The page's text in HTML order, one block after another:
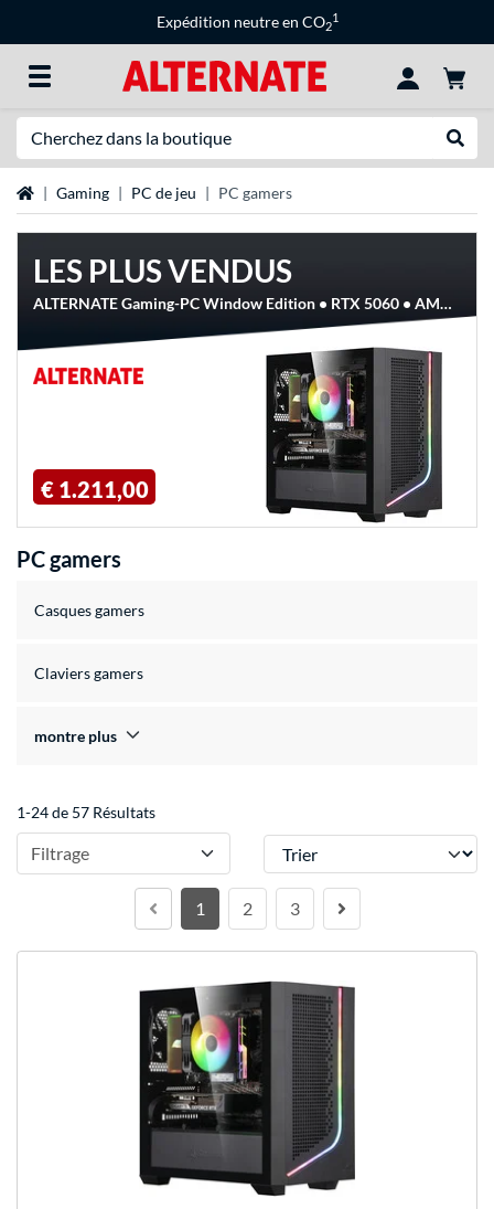
Expédition neutre en CO2
1
Page d'accueil
Gaming PC de jeu PC gamers
LES PLUS VENDUS
ALTERNATE Gaming-PC Window Edition • RTX 5060 • AMD Ryzen™ 5 5600 • 16 GB RAM, PC gaming
€ 1.211,00
PC gamers
Casques gamers
Claviers gamers
montre plus
1-24 de 57 Résultats
Filtrage Trier
1 2 3